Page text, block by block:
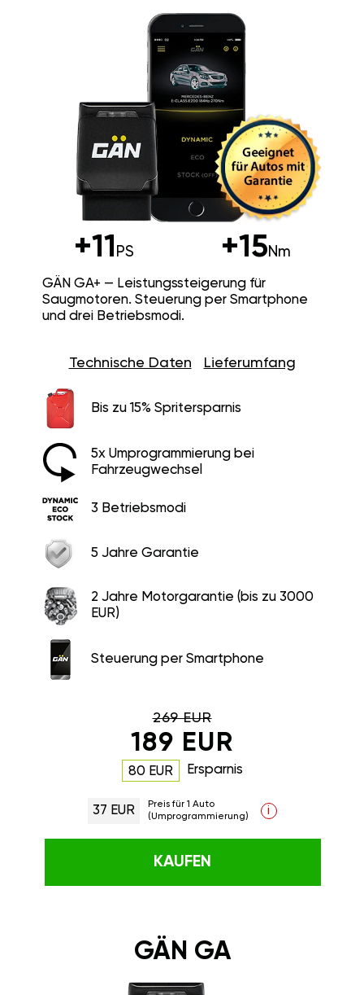
+11 PS +15Nm
GÄN GA+ — Leistungssteigerung für
Saugmotoren. Steuerung per Smartphone
und drei Betriebsmodi.
Technische Daten Lieferumfang
Bis zu 15% Spritersparnis
5x Umprogrammierung bei
Fahrzeugwechsel
3 Betriebsmodi
5 Jahre Garantie
2 Jahre Motorgarantie (bis zu 3000
EUR)
Steuerung per Smartphone
269 EUR
189 EUR
80 EUR Ersparnis
37 EUR
Preis für 1 Auto
(Umprogrammierung)
i
KAUFEN
GÄN GA